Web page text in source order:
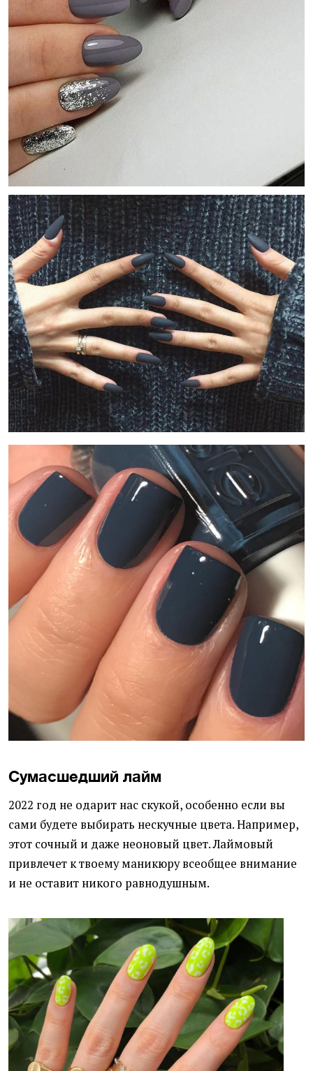
Сумасшедший лайм
2022 год не одарит нас скукой, особенно если вы
сами будете выбирать нескучные цвета. Например,
этот сочный и даже неоновый цвет. Лаймовый
привлечет к твоему маникюру всеобщее внимание
и не оставит никого равнодушным.